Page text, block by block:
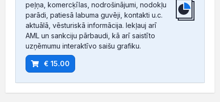
peļņa, komercķīlas, nodrošinājumi, nodokļu
parādi, patiesā labuma guvēji, kontakti u.c.
aktuālā, vēsturiskā informācija. Iekļauj arī
AML un sankciju pārbaudi, kā arī saistīto
uzņēmumu interaktīvo saišu grafiku.
€ 15.00